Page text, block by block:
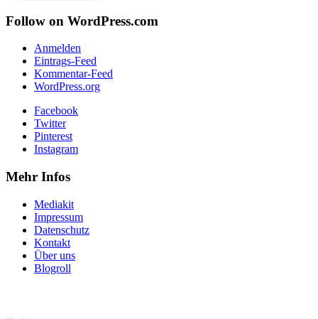
Follow on WordPress.com
Anmelden
Eintrags-Feed
Kommentar-Feed
WordPress.org
Facebook
Twitter
Pinterest
Instagram
Mehr Infos
Mediakit
Impressum
Datenschutz
Kontakt
Über uns
Blogroll